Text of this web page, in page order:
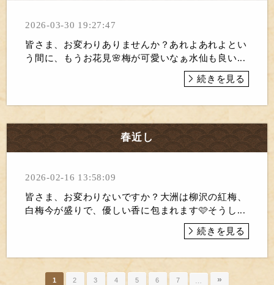
2026-03-30 19:27:47
皆さま、お変わりありませんか？あれよあれよとい
う間に、もうお花見🌸梅が可愛いなぁ水仙も良い...
続きを見る
春近し
2026-02-16 13:58:09
皆さま、お変わりないですか？大洲は柳沢の紅梅、
白梅今が盛りで、優しい香に包まれます🩷そうし...
続きを見る
1 2 3 4 5 6 7 »